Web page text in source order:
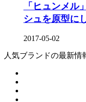
「ヒュンメル
シュを原型に
2017-05-02
人気ブランドの最新情